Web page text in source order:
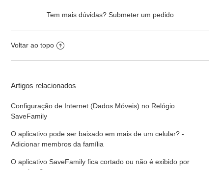
Tem mais dúvidas? Submeter um pedido
Voltar ao topo
Artigos relacionados
Configuração de Internet (Dados Móveis) no Relógio
SaveFamily
O aplicativo pode ser baixado em mais de um celular? -
Adicionar membros da família
O aplicativo SaveFamily fica cortado ou não é exibido por